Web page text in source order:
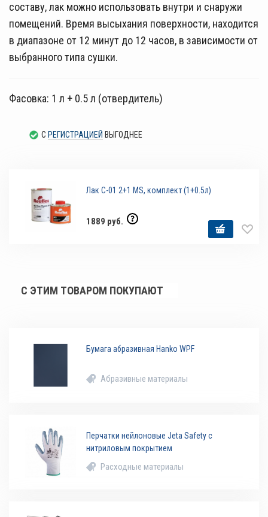
составу, лак можно использовать внутри и снаружи
помещений. Время высыхания поверхности, находится
в диапазоне от 12 минут до 12 часов, в зависимости от
выбранного типа сушки.
Фасовка: 1 л + 0.5 л (отвердитель)
С РЕГИСТРАЦИЕЙ ВЫГОДНЕЕ
Лак C-01 2+1 MS, комплект (1+0.5л)
1889 руб.
С ЭТИМ ТОВАРОМ ПОКУПАЮТ
Бумага абразивная Hanko WPF
Абразивные материалы
Перчатки нейлоновые Jeta Safety с
нитриловым покрытием
Расходные материалы